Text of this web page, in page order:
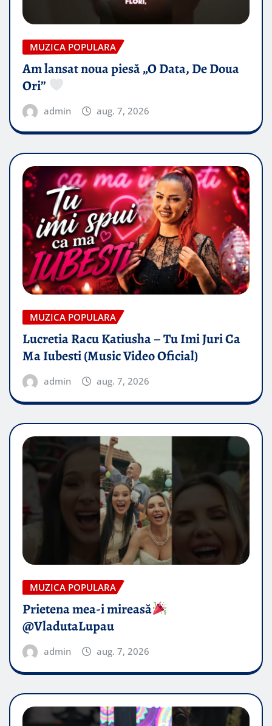
MUZICA POPULARA
Am lansat noua piesă „O Data, De Doua
Ori”
admin aug. 7, 2026
MUZICA POPULARA
Lucretia Racu Katiusha – Tu Imi Juri Ca
Ma Iubesti (Music Video Oficial)
admin aug. 7, 2026
MUZICA POPULARA
Prietena mea-i mireasă​
@VladutaLupau
admin aug. 7, 2026